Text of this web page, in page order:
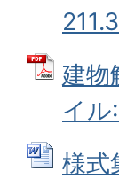
建物
イル
様式